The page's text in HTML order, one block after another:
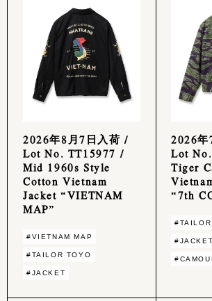
2026年8月7日入荷 /
Lot No. TT15977 /
Mid 1960s Style
Cotton Vietnam
Jacket “VIETNAM
MAP”
#VIETNAM MAP
#TAILOR TOYO
#JACKET
2026
Lot
Tiger
“7th
#JACKET